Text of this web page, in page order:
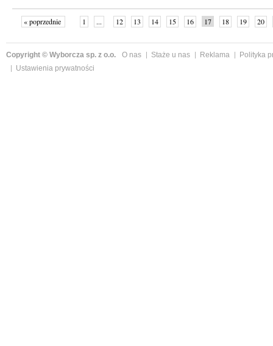
« poprzednie 1 ... 12 13 14 15 16 17 18 19
20
Copyright © Wyborcza sp. z o.o. O nas Staże u nas Reklama
Polityka
Ustawienia prywatności